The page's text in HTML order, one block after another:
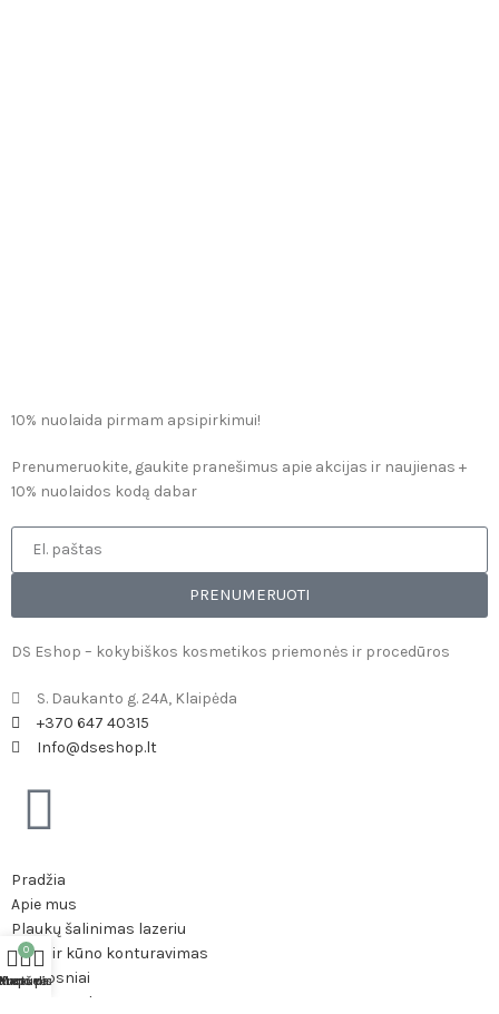
10% nuolaida pirmam apsipirkimui!
Prenumeruokite, gaukite pranešimus apie akcijas ir naujienas +
10% nuolaidos kodą dabar
PRENUMERUOTI
DS Eshop – kokybiškos kosmetikos priemonės ir procedūros
S. Daukanto g. 24A, Klaipėda
+370 647 40315
Info@dseshop.lt
Pradžia
Apie mus
Plaukų šalinimas lazeriu
Veido ir kūno konturavimas
Straipsniai
Pirkimo sąlygos
0
Krepšelis
Mano paskyra